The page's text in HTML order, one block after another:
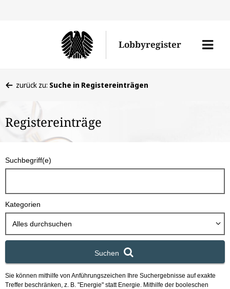
den
Lobbyregister
Menü
befinden
hier:
zurück zu: Suche in Registereinträgen
Registereinträge
u
h
b
x
Suchbegriff(e)
Kategorien
Alles durchsuchen
Suchen
Sie können mithilfe von Anführungszeichen Ihre Suchergebnisse auf exakte
Treffer beschränken, z. B. "Energie" statt Energie. Mithilfe der booleschen